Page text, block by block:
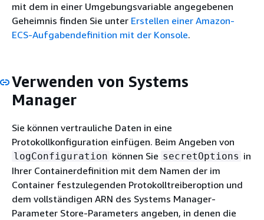
mit dem in einer Umgebungsvariable angegebenen
Geheimnis finden Sie unter Erstellen einer Amazon-
ECS-Aufgabendefinition mit der Konsole.
Verwenden von Systems
Manager
Sie können vertrauliche Daten in eine
Protokollkonfiguration einfügen. Beim Angeben von
logConfiguration können Sie secretOptions in
Ihrer Containerdefinition mit dem Namen der im
Container festzulegenden Protokolltreiberoption und
dem vollständigen ARN des Systems Manager-
Parameter Store-Parameters angeben, in denen die